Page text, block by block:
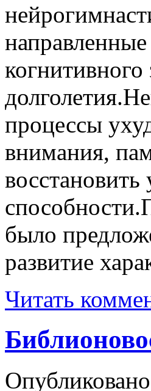
процессы
внимания,
восстановить
было
развитие
Читать